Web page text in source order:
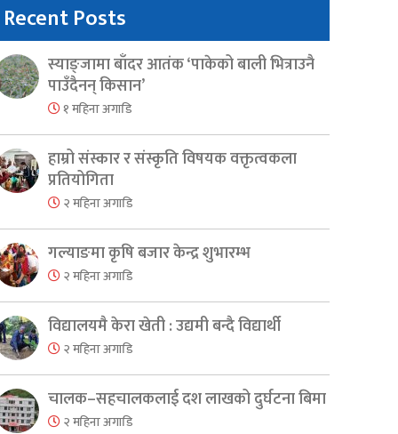
Recent Posts
स्याङ्जामा बाँदर आतंक ‘पाकेको बाली भित्राउनै
पाउँदैनन् किसान’
१ महिना अगाडि
हाम्रो संस्कार र संस्कृति विषयक वक्तृत्वकला
प्रतियोगिता
२ महिना अगाडि
गल्याङमा कृषि बजार केन्द्र शुभारम्भ
२ महिना अगाडि
विद्यालयमै केरा खेती : उद्यमी बन्दै विद्यार्थी
२ महिना अगाडि
चालक–सहचालकलाई दश लाखको दुर्घटना बिमा
२ महिना अगाडि